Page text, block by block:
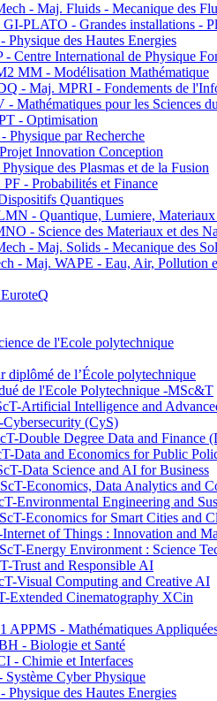
- Maj. Fluids - Mecanique des
PLATO - Grandes installations -
des Hautes Energies
Centre International de Physique
MM - Modélisation Mathématique
- Maj. MPRI - Fondements de
Mathématiques pour les Sciences
- Optimisation
par Recherche
Innovation Conception
des Plasmas et de la Fusion
- Probabilités et Finance
Quantiques
- Quantique, Lumiere, Materiaux
- Science des Materiaux et des
- Maj. Solids - Mecanique des
- Maj. WAPE - Eau, Air, Pollution
de l'Ecole polytechnique
diplômé de l’École polytechnique
de l'Ecole Polytechnique -MSc&T
Artificial Intelligence and
(CyS)
Double Degree Data and Finance
Data and Economics for Public
Data Science and AI for Business
Economics, Data Analytics and
Environmental Engineering and
Economics for Smart Cities and
of Things : Innovation and
Energy Environment : Science
Trust and Responsible AI
Visual Computing and Creative AI
Extended Cinematography XCin
- Mathématiques
- Biologie et Santé
- Chimie et Interfaces
Cyber Physique
des Hautes Energies